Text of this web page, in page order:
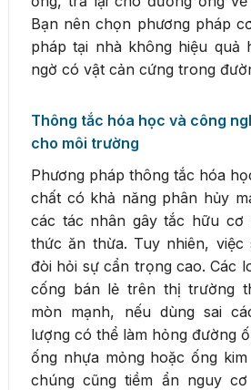
Bạn nên chọn phương pháp
pháp tại nhà không hiệu quả
ngờ có vật cản cứng trong
Thông tắc hóa học và công
cho môi trường
Phương pháp thông tắc hóa
chất có khả năng phân hủy
các tác nhân gây tắc hữu cơ
thức ăn thừa. Tuy nhiên, việc
đòi hỏi sự cẩn trọng cao. Các
cống bán lẻ trên thị trường
mòn mạnh, nếu dùng sai
lượng có thể làm hỏng đường
ống nhựa mỏng hoặc ống
chúng cũng tiềm ẩn nguy